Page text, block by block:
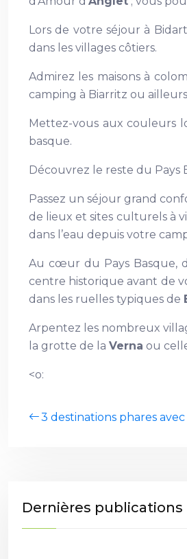
Lors de votre séjour à
dans les villages côtiers.
Admirez les maisons à
camping à Biarritz ou
Mettez-vous aux couleurs
basque.
Découvrez le reste du Pays
Passez un séjour grand
de lieux et sites culturels à
dans l’eau depuis votre
Au cœur du Pays Basque,
centre historique avant de
dans les ruelles typiques de
Arpentez les nombreux
la grotte de la Verna ou
<o:
3 destinations phares
Dernières publications